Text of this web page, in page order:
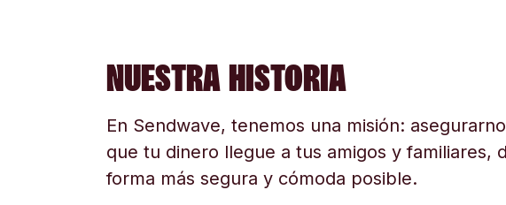
NUESTRA HISTORIA
En Sendwave, tenemos una misión:
que tu dinero llegue a tus amigos y familiares,
forma más segura y cómoda posible.